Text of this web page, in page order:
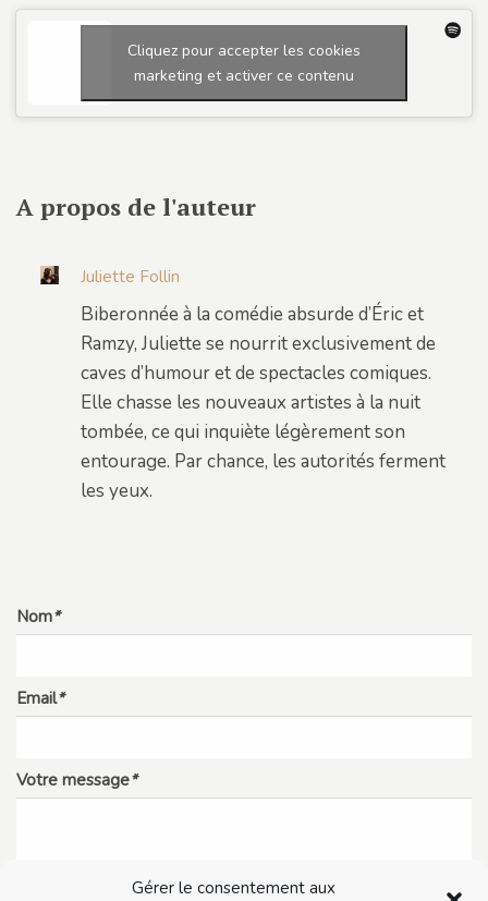
Gérer le consentement aux
Cliquez pour accepter les cookies
marketing et activer ce contenu
A propos de l'auteur
Juliette Follin
Biberonnée à la comédie absurde d’Éric et
Ramzy, Juliette se nourrit exclusivement de
caves d’humour et de spectacles comiques.
Elle chasse les nouveaux artistes à la nuit
tombée, ce qui inquiète légèrement son
entourage. Par chance, les autorités ferment
les yeux.
Nom*
Email*
Votre message*